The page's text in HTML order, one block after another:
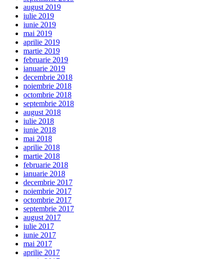
august 2019
iulie 2019
iunie 2019
mai 2019
aprilie 2019
martie 2019
februarie 2019
ianuarie 2019
decembrie 2018
noiembrie 2018
octombrie 2018
septembrie 2018
august 2018
iulie 2018
iunie 2018
mai 2018
aprilie 2018
martie 2018
februarie 2018
ianuarie 2018
decembrie 2017
noiembrie 2017
octombrie 2017
septembrie 2017
august 2017
iulie 2017
iunie 2017
mai 2017
aprilie 2017